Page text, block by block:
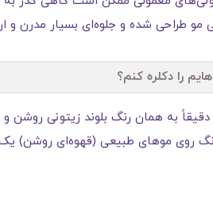
مو طراحی شده و جلوه‌ای بسیار مدرن و
را دکلره کنم؟
رنگ روی موهای طبیعی (قهوه‌ای